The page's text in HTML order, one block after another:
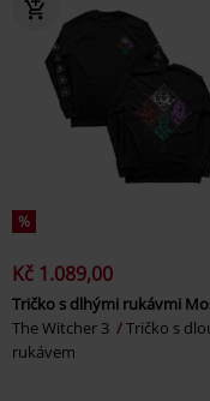
%
Kč 1.089,00
Tričko s dlhými rukávmi
The Witcher 3
Tričko s
rukávem